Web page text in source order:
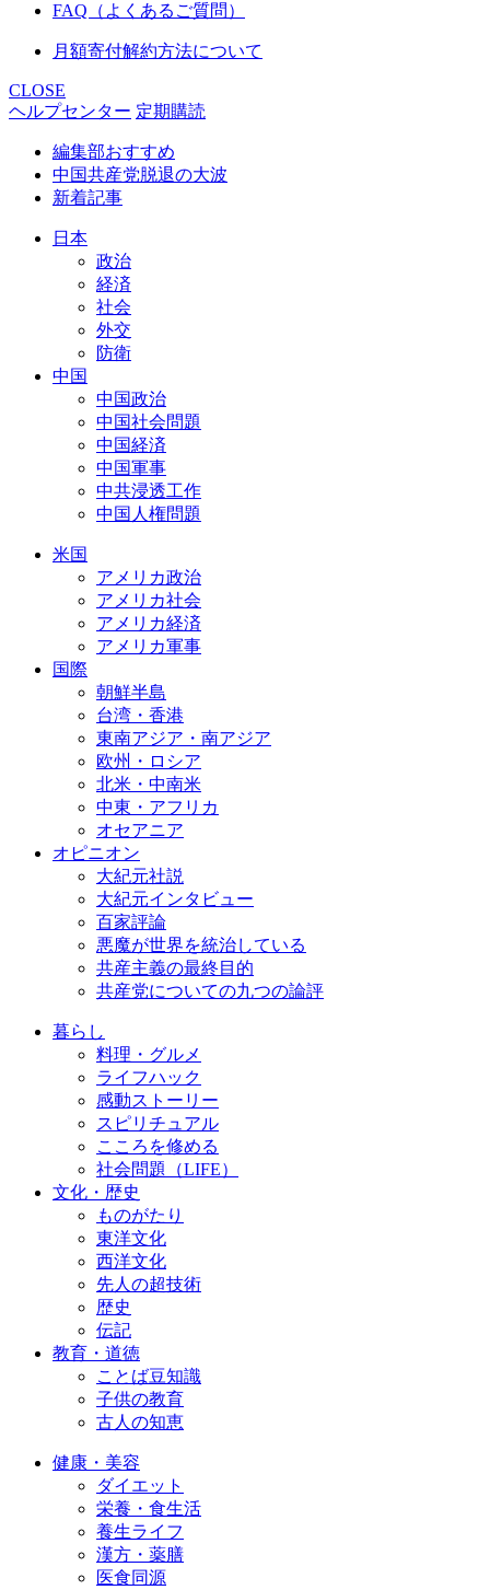
FAQ（よくあるご質問）
月額寄付解約方法について
CLOSE
ヘルプセンター 定期購読
編集部おすすめ
中国共産党脱退の大波
新着記事
日本
政治
経済
社会
外交
防衛
中国
中国政治
中国社会問題
中国経済
中国軍事
中共浸透工作
中国人権問題
米国
アメリカ政治
アメリカ社会
アメリカ経済
アメリカ軍事
国際
朝鮮半島
台湾・香港
東南アジア・南アジア
欧州・ロシア
北米・中南米
中東・アフリカ
オセアニア
オピニオン
大紀元社説
大紀元インタビュー
百家評論
悪魔が世界を統治している
共産主義の最終目的
共産党についての九つの論評
暮らし
料理・グルメ
ライフハック
感動ストーリー
スピリチュアル
こころを修める
社会問題（LIFE）
文化・歴史
ものがたり
東洋文化
西洋文化
先人の超技術
歴史
伝記
教育・道徳
ことば豆知識
子供の教育
古人の知恵
健康・美容
ダイエット
栄養・食生活
養生ライフ
漢方・薬膳
医食同源